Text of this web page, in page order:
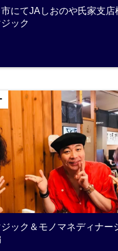
にてJAしおのや氏家支店
ック
ック＆モノマネディナー